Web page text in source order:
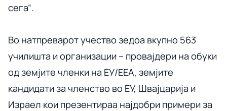
сега“.
Во натпреварот учество зедоа вкупно 563
училишта и организации – провајдери на обуки
од земјите членки на ЕУ/ЕЕА, земјите
кандидати за членство во ЕУ, Швајцарија и
Израел кои презентираа најдобри примери за